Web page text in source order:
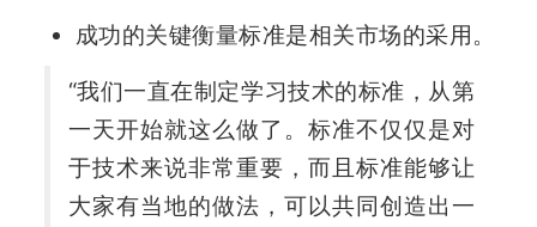
成功的关键衡量标准是相关市场的采用。
“我们一直在制定学习技术的标准，从第
一天开始就这么做了。标准不仅仅是对
于技术来说非常重要，而且标准能够让
大家有当地的做法，可以共同创造出一